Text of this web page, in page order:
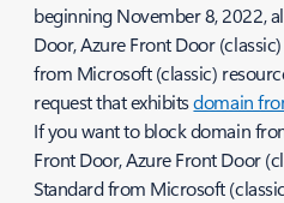
beginning November 8, 2022,
Door, Azure Front Door
from Microsoft (classic)
request that exhibitsdomain
If you want to block domain
Front Door, Azure Front Door
Standard from Microsoft